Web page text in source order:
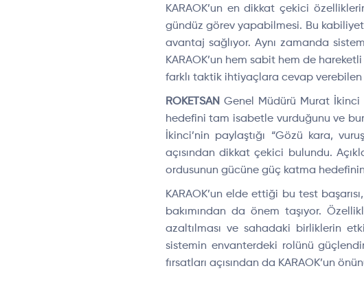
KARAOK’un en dikkat çekici
gündüz görev yapabilmesi. Bu
avantaj sağlıyor. Aynı zamanda
KARAOK’un hem sabit hem de
farklı taktik ihtiyaçlara cevap
ROKETSANGenel Müdürü Murat İkinci
hedefini tam isabetle vurduğunu ve
İkinci’nin paylaştığı “Gözü kara,
açısından dikkat çekici bulundu.
ordusunun gücüne güç katma
KARAOK’un elde ettiği bu test
bakımından da önem taşıyor.
azaltılması ve sahadaki birliklerin
sistemin envanterdeki rolünü
fırsatları açısından da KARAOK’un